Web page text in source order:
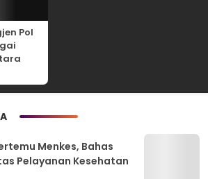
Pol
Menkes, Bahas
Pelayanan Kesehatan